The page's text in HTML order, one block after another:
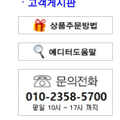
ㆍ 고객게시판